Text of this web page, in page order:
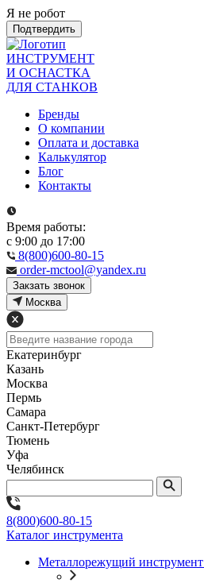
Я не робот
Подтвердить
ИНСТРУМЕНТ
И ОСНАСТКА
ДЛЯ СТАНКОВ
Бренды
О компании
Оплата и доставка
Калькулятор
Блог
Контакты
Время работы:
с 9:00 до 17:00
8(800)600-80-15
order-mctool@yandex.ru
Закзать звонок
Москва
Екатеринбург
Казань
Москва
Пермь
Самара
Санкт-Петербург
Тюмень
Уфа
Челябинск
8(800)600-80-15
Каталог инструмента
Металлорежущий инструмент